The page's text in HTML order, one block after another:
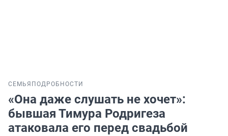
СЕМЬЯ ПОДРОБНОСТИ
«Она даже слушать не хочет»:
бывшая Тимура Родригеза
атаковала его перед свадьбой